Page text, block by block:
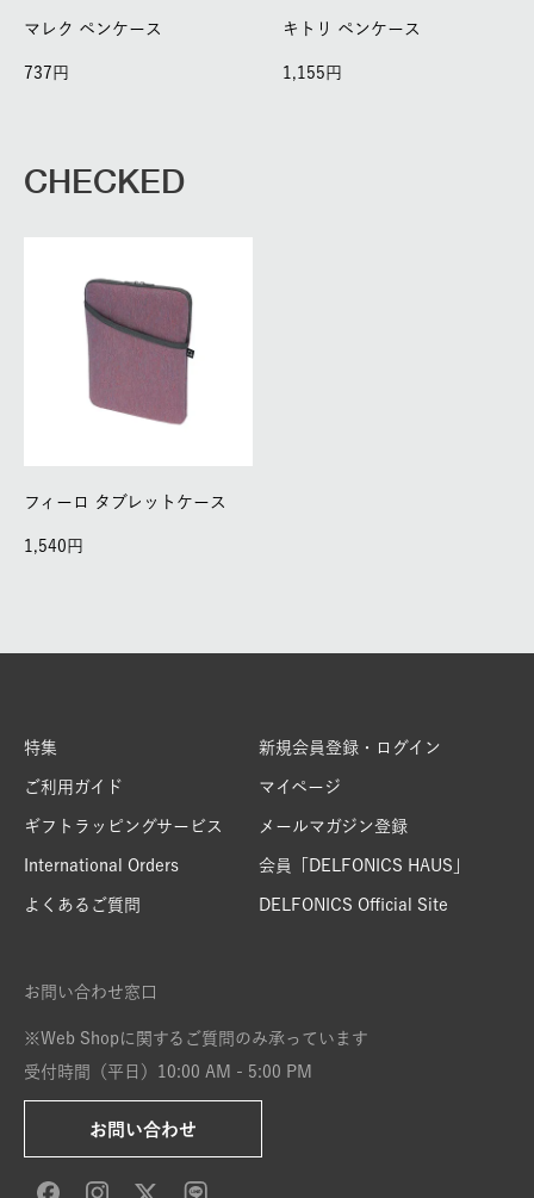
マレク ペンケース
737
キトリ ペンケース
1,155
CHECKED
フィーロ タブレットケース
1,540
特集
ご利用ガイド
ギフトラッピングサービス
International Orders
よくあるご質問
新規会員登録・ログイン
マイページ
メールマガジン登録
会員「DELFONICS HAUS」
DELFONICS Official Site
お問い合わせ窓口
※Web Shopに関するご質問のみ承っています
受付時間（平日）10:00 AM - 5:00 PM
お問い合わせ